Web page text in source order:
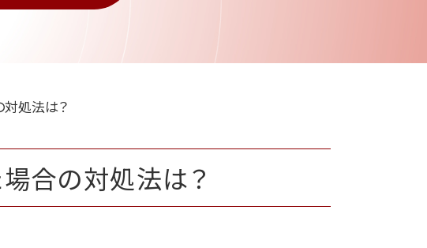
対処法は？
合の対処法は？